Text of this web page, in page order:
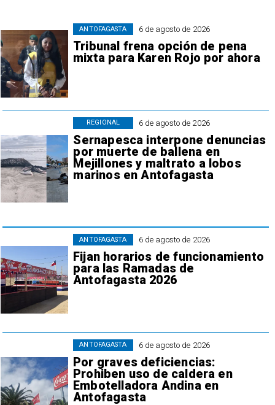
6 de agosto de 2026
Tribunal frena opción de pena
mixta para Karen Rojo por ahora
ANTOFAGASTA
6 de agosto de 2026
Sernapesca interpone denuncias
por muerte de ballena en
Mejillones y maltrato a lobos
marinos en Antofagasta
REGIONAL
6 de agosto de 2026
Fijan horarios de funcionamiento
para las Ramadas de
Antofagasta 2026
ANTOFAGASTA
6 de agosto de 2026
Por graves deficiencias:
Prohiben uso de caldera en
Embotelladora Andina en
Antofagasta
ANTOFAGASTA